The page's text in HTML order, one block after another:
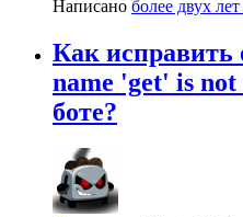
Написано более двух лет
Как
name 'get' is not
боте?